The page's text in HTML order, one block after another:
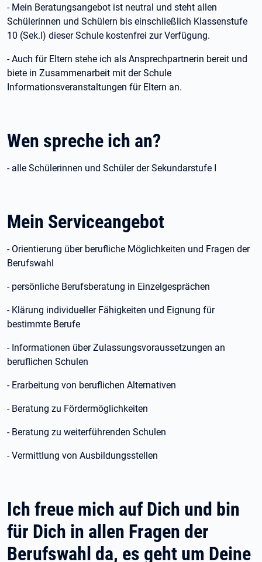
- Mein Beratungsangebot ist neutral und steht allen
Schülerinnen und Schülern bis einschließlich Klassenstufe
10 (Sek.I) dieser Schule kostenfrei zur Verfügung.
- Auch für Eltern stehe ich als Ansprechpartnerin bereit und
biete in Zusammenarbeit mit der Schule
Informationsveranstaltungen für Eltern an.
Wen spreche ich an?
- alle Schülerinnen und Schüler der Sekundarstufe I
Mein Serviceangebot
- Orientierung über berufliche Möglichkeiten und Fragen der
Berufswahl
- persönliche Berufsberatung in Einzelgesprächen
- Klärung individueller Fähigkeiten und Eignung für
bestimmte Berufe
- Informationen über Zulassungsvoraussetzungen an
beruflichen Schulen
- Erarbeitung von beruflichen Alternativen
- Beratung zu Fördermöglichkeiten
- Beratung zu weiterführenden Schulen
- Vermittlung von Ausbildungsstellen
Ich freue mich auf Dich und bin
für Dich in allen Fragen der
Berufswahl da, es geht um Deine